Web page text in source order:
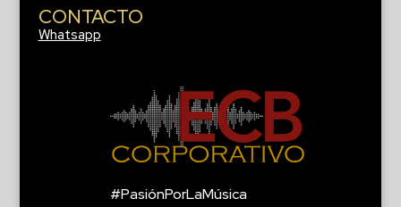
CONTACTO
Whatsapp
#PasiónPorLaMúsica